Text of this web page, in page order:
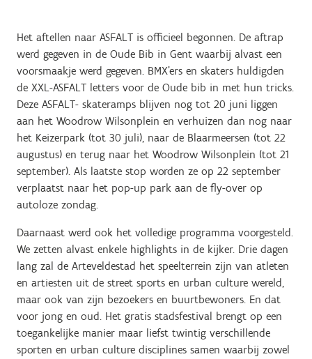
Het aftellen naar ASFALT is officieel begonnen. De aftrap
werd gegeven in de Oude Bib in Gent waarbij alvast een
voorsmaakje werd gegeven. BMX'ers en skaters huldigden
de XXL-ASFALT letters voor de Oude bib in met hun tricks.
Deze ASFALT- skateramps blijven nog tot 20 juni liggen
aan het Woodrow Wilsonplein en verhuizen dan nog naar
het Keizerpark (tot 30 juli), naar de Blaarmeersen (tot 22
augustus) en terug naar het Woodrow Wilsonplein (tot 21
september). Als laatste stop worden ze op 22 september
verplaatst naar het pop-up park aan de fly-over op
autoloze zondag.
Daarnaast werd ook het volledige programma voorgesteld.
We zetten alvast enkele highlights in de kijker. Drie dagen
lang zal de Arteveldestad het speelterrein zijn van atleten
en artiesten uit de street sports en urban culture wereld,
maar ook van zijn bezoekers en buurtbewoners. En dat
voor jong en oud. Het gratis stadsfestival brengt op een
toegankelijke manier maar liefst twintig verschillende
sporten en urban culture disciplines samen waarbij zowel